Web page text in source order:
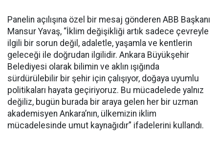
Panelin açılışına özel bir mesaj gönderen ABB Başkanı
Mansur Yavaş, “İklim değişikliği artık sadece çevreyle
ilgili bir sorun değil, adaletle, yaşamla ve kentlerin
geleceği ile doğrudan ilgilidir. Ankara Büyükşehir
Belediyesi olarak bilimin ve aklın ışığında
sürdürülebilir bir şehir için çalışıyor, doğaya uyumlu
politikaları hayata geçiriyoruz. Bu mücadelede yalnız
değiliz, bugün burada bir araya gelen her bir uzman
akademisyen Ankara’nın, ülkemizin iklim
mücadelesinde umut kaynağıdır” ifadelerini kullandı.